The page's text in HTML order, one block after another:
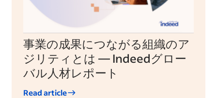
事業の成果につながる組織のア
ジリティとは — Indeedグロー
バル人材レポート
Read article